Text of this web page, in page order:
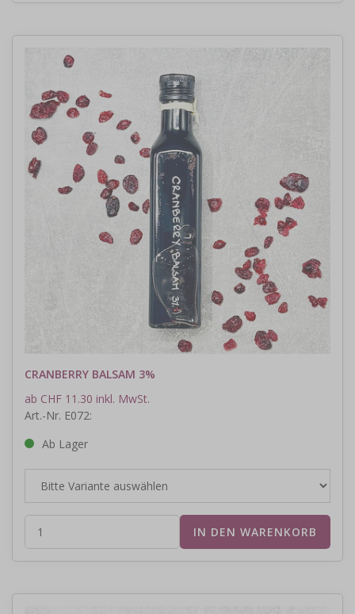
CRANBERRY BALSAM 3%
ab CHF 11.30 inkl. MwSt.
Art.-Nr. E072:
Ab Lager